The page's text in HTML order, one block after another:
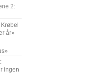
2:
år»
ingen